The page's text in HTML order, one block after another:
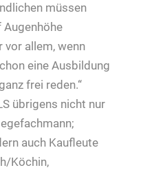
müssen
Augenhöhe
vor allem, wenn
eine Ausbildung
frei reden.“
übrigens nicht nur
auch Kaufleute
Köchin,